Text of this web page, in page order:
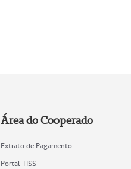
Área do Cooperado
Extrato de Pagamento
Portal TISS